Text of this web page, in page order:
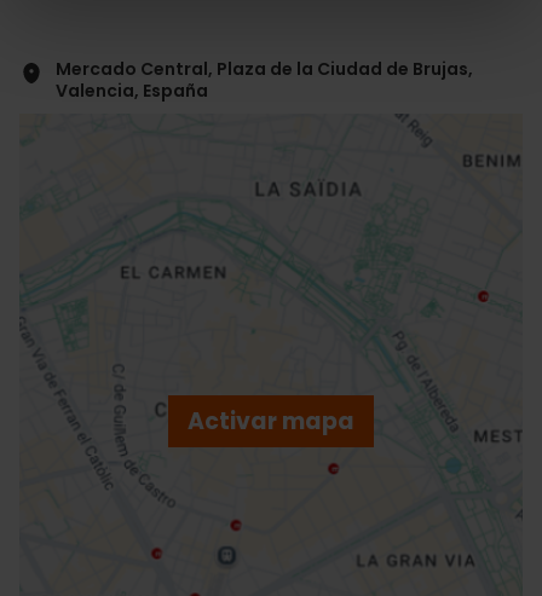
Mercado Central, Plaza de la Ciudad de Brujas,
Valencia, España
Activar mapa